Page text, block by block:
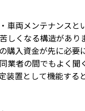
両メンテナンスと
くなる構造があり
入資金が先に必要
業者の間でもよく聞
置として機能する